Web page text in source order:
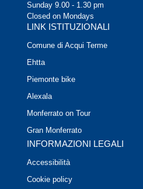
Sunday 9.00 - 1.30 pm
Closed on Mondays
LINK ISTITUZIONALI
Comune di Acqui Terme
Ehtta
Piemonte bike
Alexala
Monferrato on Tour
Gran Monferrato
INFORMAZIONI LEGALI
Accessibilità
Cookie policy